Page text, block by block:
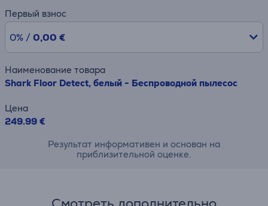
Первый взнос
0% / 0,00 €
Наименование товара
Shark Floor Detect, белый - Беспроводной пылесос
Цена
249.99 €
Результат информативен и основан на
приблизительной оценке.